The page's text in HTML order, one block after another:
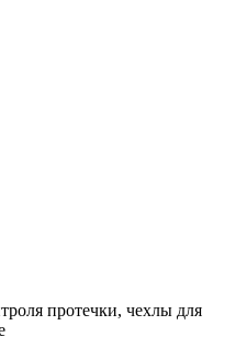
протечки, чехлы для